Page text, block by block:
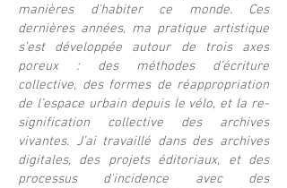
manières d'habiter ce monde. Ces
dernières années, ma pratique artistique
s’est développée autour de trois axes
poreux : des méthodes d’écriture
collective, des formes de réappropriation
de l’espace urbain depuis le vélo, et la re-
signification collective des archives
vivantes. J’ai travaillé dans des archives
digitales, des projets éditoriaux, et des
processus d'incidence avec des